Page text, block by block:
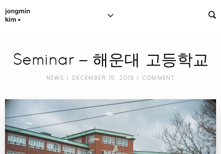
Seminar – 해운대 고등학교
NEWS | DECEMBER 15, 2019 | COMMENT